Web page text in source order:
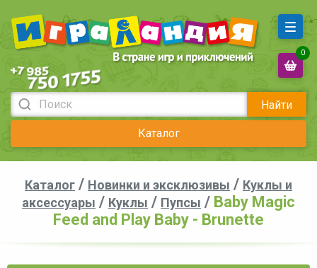
Найти
Каталог
0
Каталог / Новинки и эксклюзивы / Куклы и
аксессуары / Куклы / Пупсы / Baby Magic
Feed and Play Baby - Brunette